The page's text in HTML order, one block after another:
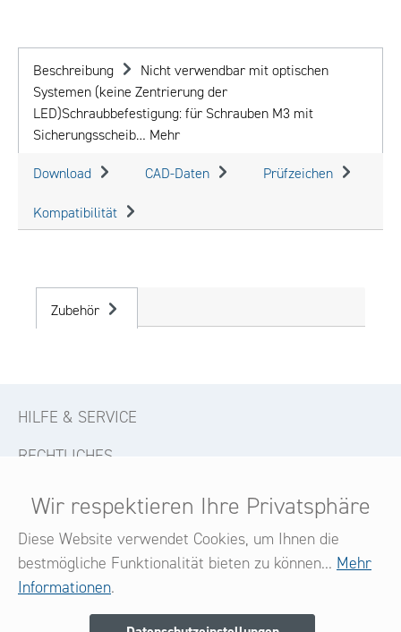
Beschreibung
Nicht verwendbar mit optischen
Systemen (keine Zentrierung der
LED)Schraubbefestigung: für Schrauben M3 mit
Sicherungsscheib… Mehr
Download CAD-Daten Prüfzeichen
Kompatibilität
Zubehör
HILFE & SERVICE
RECHTLICHES
KONTAKT
FOLGE UNS
Wir respektieren Ihre Privatsphäre
Diese Website verwendet Cookies, um Ihnen die
bestmögliche Funktionalität bieten zu können... Mehr
Informationen.